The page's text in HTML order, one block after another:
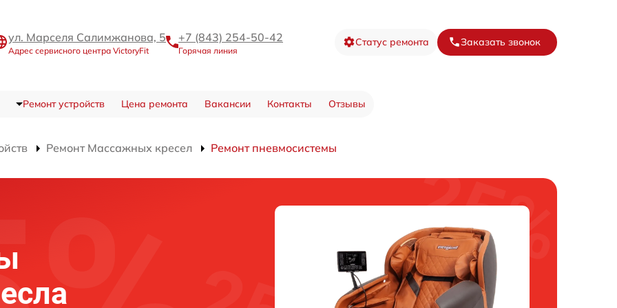
ул. Марселя Салимжанова, 5
Адрес сервисного центра VictoryFit
+7 (843) 254-50-42
Горячая линия
Статус ремонта Заказать звонок
Ремонт устройств Цена ремонта Вакансии Контакты Отзывы
Ремонт Массажных кресел Ремонт пневмосистемы